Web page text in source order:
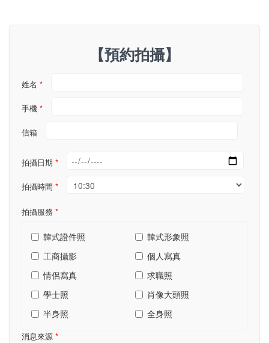
【預約拍攝】
姓名 *
手機 *
信箱
拍攝日期 *
拍攝時間 *
拍攝服務 *
韓式證件照
韓式形象照
工商攝影
個人寫真
情侶寫真
求職照
學士照
肖像大頭照
半身照
全身照
消息來源 *